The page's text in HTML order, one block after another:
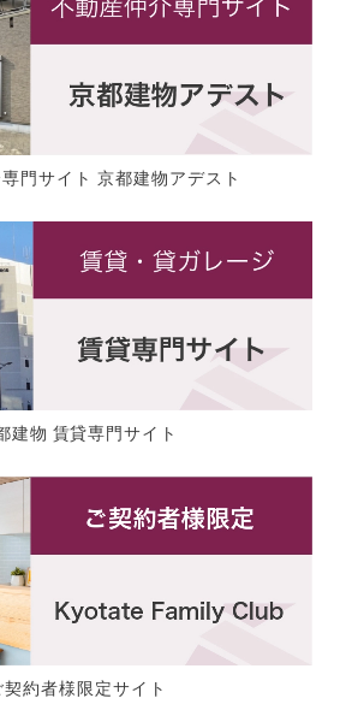
門サイト 京都建物アデスト
建物 賃貸専門サイト
契約者様限定サイト